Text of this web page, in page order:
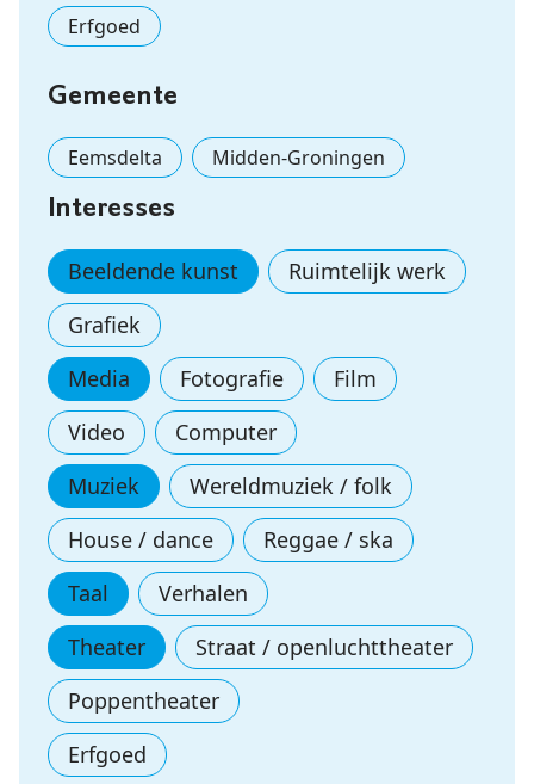
Erfgoed
Gemeente
Eemsdelta Midden-Groningen
Interesses
Beeldende kunst
Ruimtelijk werk
Grafiek
Media
Fotografie
Film
Video
Computer
Muziek
Wereldmuziek / folk
House / dance
Reggae / ska
Taal
Verhalen
Theater
Straat / openluchttheater
Poppentheater
Erfgoed